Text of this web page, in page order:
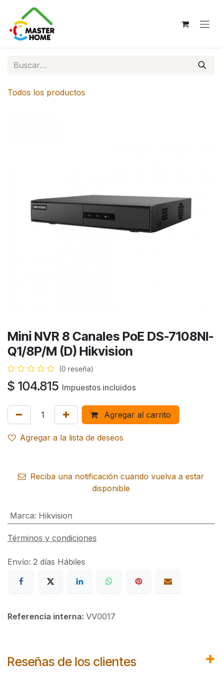
Ir al contenido
Todos los productos
Mini NVR 8 Canales PoE DS-7108NI-
Q1/8P/M (D) Hikvision
(0 reseña)
$ 104.815 Impuestos incluidos
Agregar al carrito
Agregar a la lista de deseos
Reciba una notificación cuando vuelva a estar
disponible
Marca: Hikvision
Términos y condiciones
Envío: 2 días Hábiles
Referencia interna: VV0017
Reseñas de los clientes